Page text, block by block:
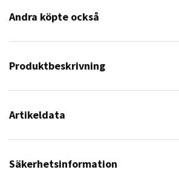
Andra köpte också
Produktbeskrivning
Artikeldata
Säkerhetsinformation